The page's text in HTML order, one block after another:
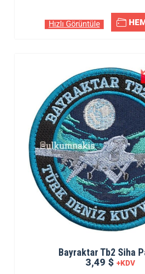
Hızlı Görüntüle
Bayraktar Tb2 Siha
3,49 $ +KDV